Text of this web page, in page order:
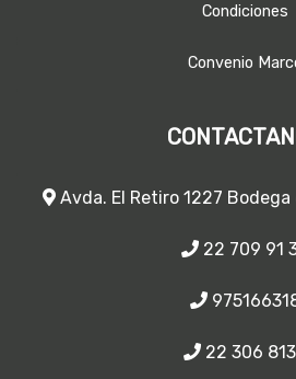
Condiciones
Convenio
Avda. El Retiro 1227 Bodega
22 709 91
22 306